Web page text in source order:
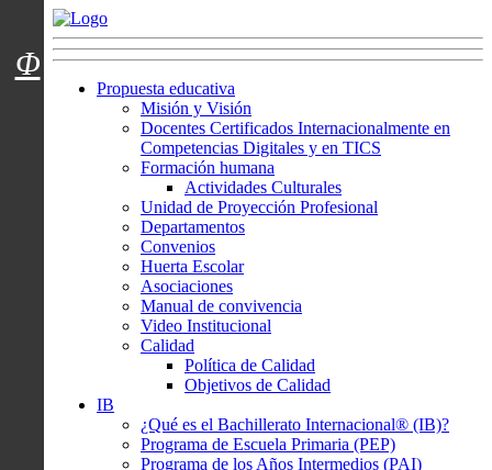
Menú usuarios
Propuesta educativa
Misión y Visión
Docentes Certificados Internacionalmente en
Competencias Digitales y en TICS
Formación humana
Actividades Culturales
Unidad de Proyección Profesional
Departamentos
Convenios
Huerta Escolar
Asociaciones
Manual de convivencia
Video Institucional
Calidad
Política de Calidad
Objetivos de Calidad
IB
¿Qué es el Bachillerato Internacional® (IB)?
Programa de Escuela Primaria (PEP)
Programa de los Años Intermedios (PAI)
Φ